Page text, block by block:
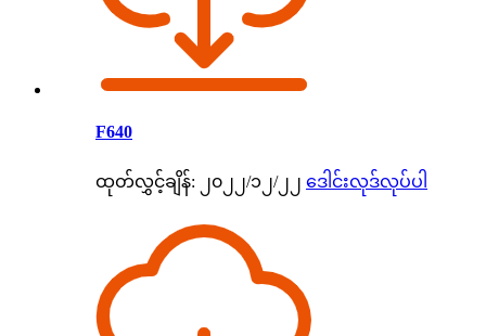
F640
ထုတ်လွှင့်ချိန်: ၂၀၂၂/၁၂/၂၂ ဒေါင်းလုဒ်လုပ်ပါ